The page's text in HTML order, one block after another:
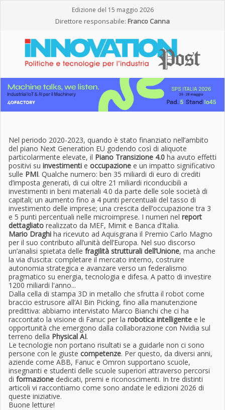
Edizione del 15 maggio 2026
Direttore responsabile: Franco Canna
Nel periodo 2020-2023, quando è stato finanziato nell’ambito
del piano Next Generation EU godendo così di aliquote
particolarmente elevate, il Piano Transizione 4.0 ha avuto effetti
positivi su investimenti e occupazione e un impatto significativo
sulle PMI. Qualche numero: ben 35 miliardi di euro di crediti
d’imposta generati, di cui oltre 21 miliardi riconducibili a
investimenti in beni materiali 4.0 da parte delle sole società di
capitali; un aumento fino a 4 punti percentuali del tasso di
investimento delle imprese; una crescita dell’occupazione tra 3
e 5 punti percentuali nelle microimprese. I numeri nel report
dettagliato realizzato da MEF, Mimit e Banca d’Italia.
Mario Draghi ha ricevuto ad Aquisgrana il Premio Carlo Magno
per il suo contributo all’unità dell’Europa. Nel suo discorso
un’analisi spietata delle fragilità strutturali dell’Unione, ma anche
la via d’uscita: completare il mercato interno, costruire
autonomia strategica e avanzare verso un federalismo
pragmatico su energia, tecnologia e difesa. A patto di investire
1200 miliardi l'anno...
Dalla cella di stampa 3D in metallo che sfrutta il robot come
braccio estrusore all’AI Bin Picking, fino alla manutenzione
predittiva: abbiamo intervistato Marco Bianchi che ci ha
raccontato la visione di Fanuc per la robotica intelligente e le
opportunità che emergono dalla collaborazione con Nvidia sul
terreno della Physical AI.
Le tecnologie non portano risultati se a guidarle non ci sono
persone con le giuste competenze. Per questo, da diversi anni,
aziende come ABB, Fanuc e Omron supportano scuole,
insegnanti e studenti delle scuole superiori attraverso percorsi
di formazione dedicati, premi e riconoscimenti. In tre distinti
articoli vi raccontiamo come sono andate le edizioni 2026 di
queste iniziative.
Buone letture!